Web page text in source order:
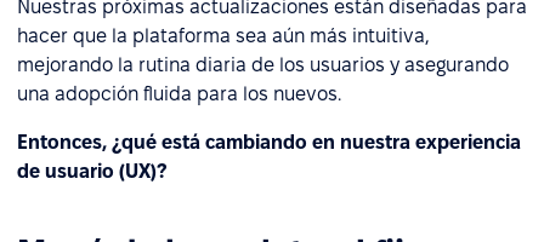
Nuestras próximas actualizaciones están diseñadas para
hacer que la plataforma sea aún más intuitiva,
mejorando la rutina diaria de los usuarios y asegurando
una adopción fluida para los nuevos.
Entonces, ¿qué está cambiando en nuestra experiencia
de usuario (UX)?